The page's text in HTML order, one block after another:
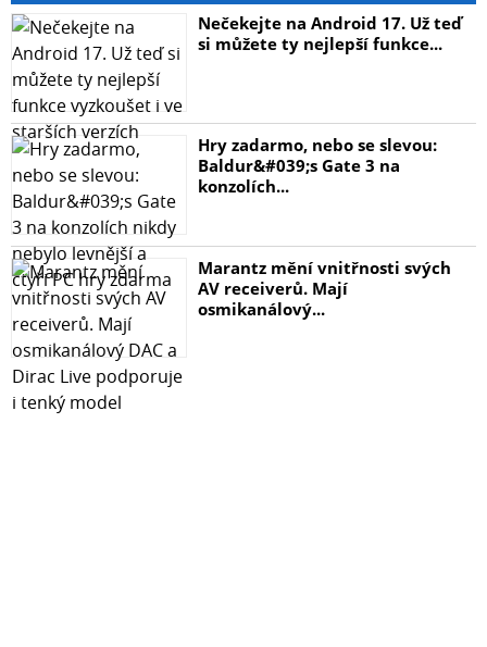
Nečekejte na Android 17. Už teď
si můžete ty nejlepší funkce...
Hry zadarmo, nebo se slevou:
Baldur&#039;s Gate 3 na
konzolích...
Marantz mění vnitřnosti svých
AV receiverů. Mají
osmikanálový...